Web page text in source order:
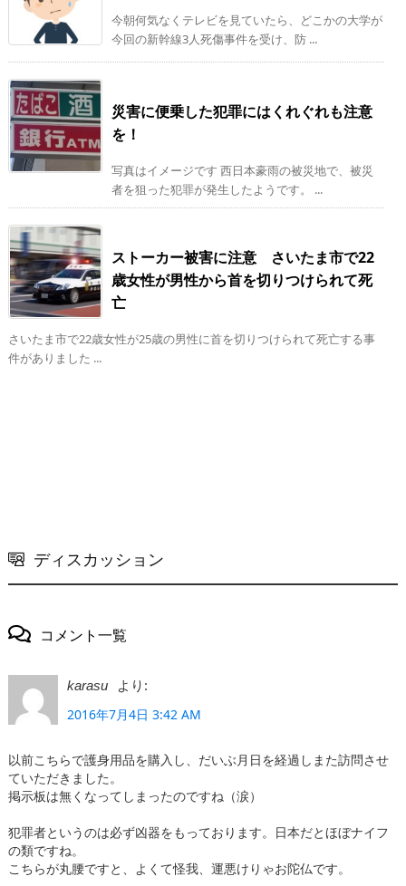
今朝何気なくテレビを見ていたら、どこかの大学が
今回の新幹線3人死傷事件を受け、防 ...
災害に便乗した犯罪にはくれぐれも注意
を！
写真はイメージです 西日本豪雨の被災地で、被災
者を狙った犯罪が発生したようです。 ...
ストーカー被害に注意 さいたま市で22
歳女性が男性から首を切りつけられて死
亡
さいたま市で22歳女性が25歳の男性に首を切りつけられて死亡する事
件がありました ...
ディスカッション
コメント一覧
karasu より:
2016年7月4日 3:42 AM
以前こちらで護身用品を購入し、だいぶ月日を経過しまた訪問させ
ていただきました。
掲示板は無くなってしまったのですね（涙）
犯罪者というのは必ず凶器をもっております。日本だとほぼナイフ
の類ですね。
こちらが丸腰ですと、よくて怪我、運悪けりゃお陀仏です。